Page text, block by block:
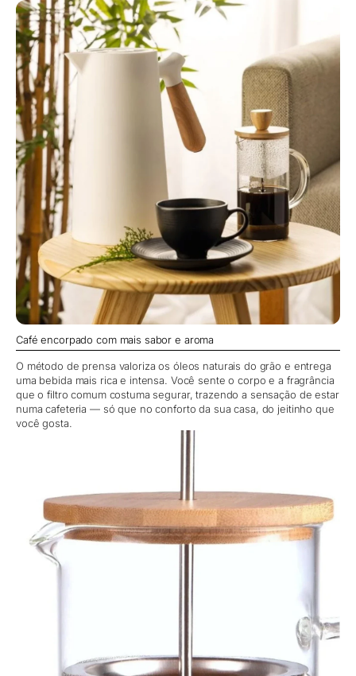
Café encorpado com mais sabor e aroma
O método de prensa valoriza os óleos naturais do grão e entrega
uma bebida mais rica e intensa. Você sente o corpo e a fragrância
que o filtro comum costuma segurar, trazendo a sensação de estar
numa cafeteria — só que no conforto da sua casa, do jeitinho que
você gosta.